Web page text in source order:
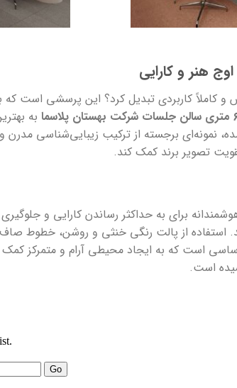
الهام‌بخش و کاملاً کاربردی تبدیل کرد؟ این پرسشی
به
نمونه‌ای برجسته از ترکیب زیبایی‌شناسی
تصویر برند کمک کند.
یک سالن ۶۰ متری، نیازمند رویکردی هوشمندانه برای به حداکثر
از پالت رنگی خنثی و روشن، خطوط صاف و
است که به ایجاد محیطی آرام و متمرکز کمک
است.